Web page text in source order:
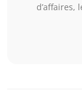
d’affaires,